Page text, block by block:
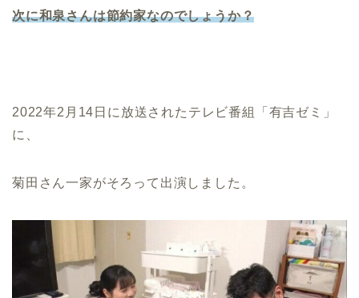
次に和泉さんは節約家なのでしょうか？
2022年2月14日に放送されたテレビ番組「有吉ゼミ」
に、
菊田さん一家がそろって出演しました。